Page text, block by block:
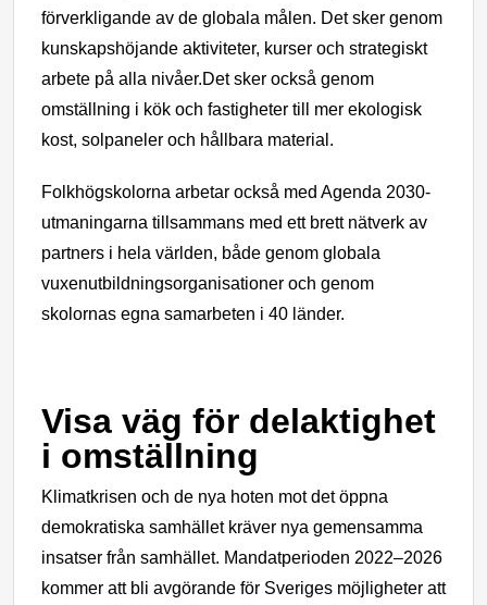
förverkligande av de globala målen. Det sker genom
kunskapshöjande aktiviteter, kurser och strategiskt
arbete på alla nivåer.Det sker också genom
omställning i kök och fastigheter till mer ekologisk
kost, solpaneler och hållbara material.
Folkhögskolorna arbetar också med Agenda 2030-
utmaningarna tillsammans med ett brett nätverk av
partners i hela världen, både genom globala
vuxenutbildningsorganisationer och genom
skolornas egna samarbeten i 40 länder.
Visa väg för delaktighet
i omställning
Klimatkrisen och de nya hoten mot det öppna
demokratiska samhället kräver nya gemensamma
insatser från samhället. Mandatperioden 2022–2026
kommer att bli avgörande för Sveriges möjligheter att